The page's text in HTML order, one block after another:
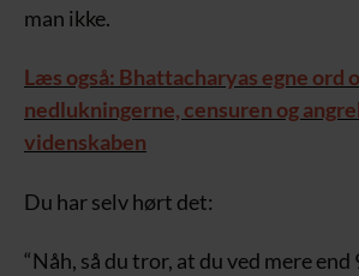
man ikke.
Læs også: Bhattacharyas egne ord
nedlukningerne, censuren og
videnskaben
Du har selv hørt det:
“Nåh, så du tror, at du ved mere